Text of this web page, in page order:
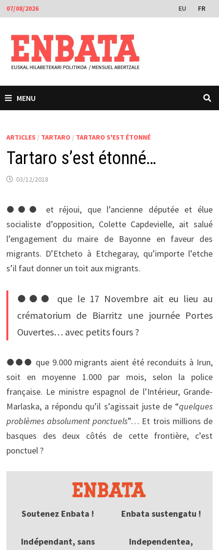
Passer
au
contenu
07/08/2026 EU FR
MENU
ARTICLES / TARTARO / TARTARO S'EST ÉTONNÉ
Tartaro s’est étonné…
03/12/2018
●●● et réjoui, que l’ancienne députée et élue
socialiste d’opposition, Colette Capdevielle, ait salué
l’engagement du maire de Bayonne en faveur des
migrants. D’Etcheto à Etchegaray, qu’importe l’etche
s’il faut donner un toit aux migrants.
●●● que le 17 Novembre ait eu lieu au
crématorium de Biarritz une journée Portes
Ouvertes… avec petits fours ?
●●● que 9.000 migrants aient été reconduits à Irun,
soit en moyenne 1.000 par mois, selon la police
française. Le ministre espagnol de l’Intérieur, Grande-
Marlaska, a répondu qu’il s’agissait juste de “quelques
problèmes absolument ponctuels”… Et trois millions de
basques des deux côtés de cette frontière, c’est
ponctuel ?
Soutenez Enbata !
Indépendant, sans
Enbata sustengatu !
Independentea,